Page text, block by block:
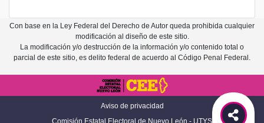
Con base en la Ley Federal del Derecho de Autor queda prohibida cualquier
modificación al diseño de este sitio.
La modificación y/o destrucción de la información y/o contenido total o
parcial de este sitio, es delito federal de acuerdo al Código Penal Federal.
Aviso de privacidad
Comisión Estatal Electoral de Nuevo León - UTYS